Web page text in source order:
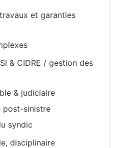
et garanties
& CIDRE / gestion des
& judiciaire
post-sinistre
syndic
disciplinaire